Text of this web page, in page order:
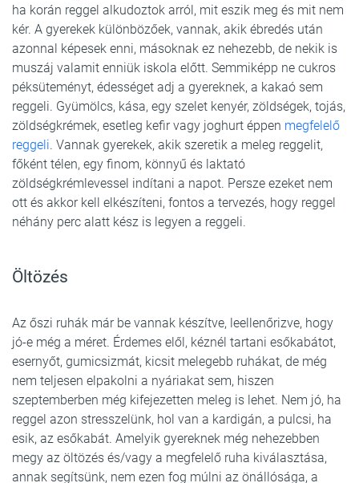
ha korán reggel alkudoztok arról, mit eszik meg és mit nem
kér. A gyerekek különbözőek, vannak, akik ébredés után
azonnal képesek enni, másoknak ez nehezebb, de nekik is
muszáj valamit enniük iskola előtt. Semmiképp ne cukros
péksüteményt, édességet adj a gyereknek, a kakaó sem
reggeli. Gyümölcs, kása, egy szelet kenyér, zöldségek, tojás,
zöldségkrémek, esetleg kefir vagy joghurt éppen megfelelő
reggeli. Vannak gyerekek, akik szeretik a meleg reggelit,
főként télen, egy finom, könnyű és laktató
zöldségkrémlevessel indítani a napot. Persze ezeket nem
ott és akkor kell elkészíteni, fontos a tervezés, hogy reggel
néhány perc alatt kész is legyen a reggeli.
Öltözés
Az őszi ruhák már be vannak készítve, leellenőrizve, hogy
jó-e még a méret. Érdemes elől, kéznél tartani esőkabátot,
esernyőt, gumicsizmát, kicsit melegebb ruhákat, de még
nem teljesen elpakolni a nyáriakat sem, hiszen
szeptemberben még kifejezetten meleg is lehet. Nem jó, ha
reggel azon stresszelünk, hol van a kardigán, a pulcsi, ha
esik, az esőkabát. Amelyik gyereknek még nehezebben
megy az öltözés és/vagy a megfelelő ruha kiválasztása,
annak segítsünk, nem ezen fog múlni az önállósága, a